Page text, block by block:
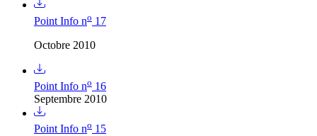
Point Info no 17
Octobre 2010
Point Info no 16
Septembre 2010
Point Info no 15